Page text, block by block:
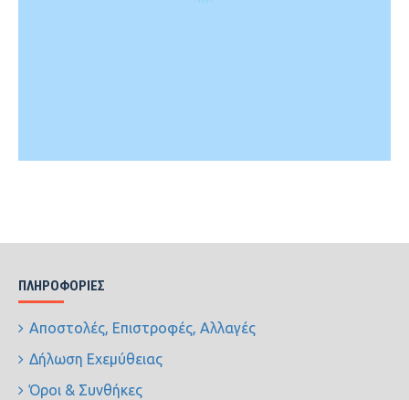
ΠΛΗΡΟΦΟΡΊΕΣ
Αποστολές, Επιστροφές, Αλλαγές
Δήλωση Εχεμύθειας
Όροι & Συνθήκες